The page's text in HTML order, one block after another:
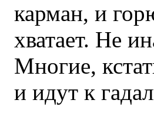
карман, и
хватает. Не
Многие,
и идут к